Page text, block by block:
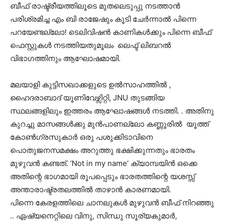
ബീഫ് രാഷ്ട്രീയത്തിലൂടെ മുതലെടുപ്പു നടത്താന്‍
പരിശ്രമിച്ച എം ബി രാജേഷും കൂടി ചേർന്നാൽ പിന്നെ
പറയേണ്ടല്ലോ! ടെലിവിഷൻ കാണികൾക്കും പിന്നെ ബീഫ്
ഫെസ്റ്റുകൾ നടത്തിയതുമൂലം ലെഫ്ട് ലിബറല്‍
വിഭാഗത്തിനും ആഘോഷമായി.
മലയാളി കുട്ടിസഖാക്കളുടെ ഉല്‍സാഹത്തില്‍ ,
ഹൈദരാബാദ് യൂണിവേഴ്സിറ്റി, JNU തുടങ്ങിയ
സ്ഥലങ്ങളിലും ഇത്തരം ആഘോഷങ്ങൾ നടത്തി. . അതിനു
കുറച്ചു മാസങ്ങൾക്കു മുൻപാണല്ലോ കണ്ണൂരിൽ യൂത്ത്
കോണ്‍ഗ്രസുകാര്‍ ഒരു പശുക്കിടാവിനെ
പൊതുജനസമക്ഷം അറുത്തു ഭക്ഷിക്കുന്നതും ഭാരതം
മുഴുവൻ കണ്ടത്. ‘Not in my name’ ക്യാമ്പയിൻ ഒക്കെ
അതിന്റെ ഭാഗമായി രൂപപ്പെടും ഭാരതത്തിന്റെ യശസ്സ്
അന്താരാഷ്ട്രതലത്തിൽ താഴാൻ കാരണമായി.
പിന്നെ കേരളത്തിലെ ചാനലുകൾ മുഴുവൻ ബീഫ് നിറഞ്ഞു
.. ഏഷ്യനെറ്റിലെ വിനു, സിന്ധു സൂര്യകുമാർ,